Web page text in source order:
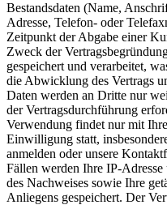
Bestandsdaten (Name,
Adresse, Telefon- oder
Zeitpunkt der Abgabe einer
Zweck der
gespeichert und verarbeitet,
die Abwicklung des Vertrags
Daten werden an Dritte nur
der Vertragsdurchführung
Verwendung findet nur mit
Einwilligung statt,
anmelden oder unsere
Fällen werden Ihre IP-
des Nachweises sowie Ihre
Anliegens gespeichert. Der